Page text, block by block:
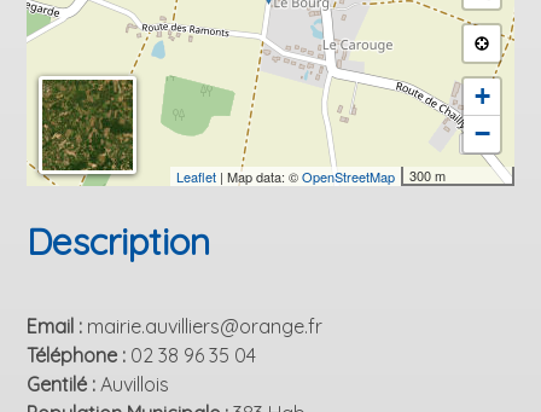
+
−
300 m
Leaflet| Map data: ©OpenStreetMap
Description
Email mairie.auvilliers@orange.fr
Téléphone 02 38 96 35 04
Gentilé Auvillois